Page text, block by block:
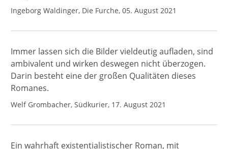
Ingeborg Waldinger, Die Furche, 05. August 2021
Immer lassen sich die Bilder vieldeutig aufladen, sind
ambivalent und wirken deswegen nicht überzogen.
Darin besteht eine der großen Qualitäten dieses
Romanes.
Welf Grombacher, Südkurier, 17. August 2021
Ein wahrhaft existentialistischer Roman, mit